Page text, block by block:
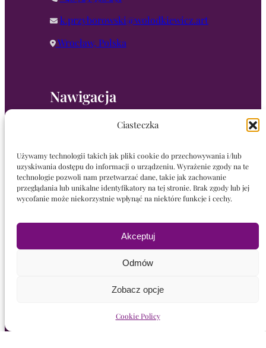
Ciasteczka
Używamy technologii takich jak pliki cookie do przechowywania i/lub
uzyskiwania dostępu do informacji o urządzeniu. Wyrażenie zgody na te
technologie pozwoli nam przetwarzać dane, takie jak zachowanie
przeglądania lub unikalne identyfikatory na tej stronie. Brak zgody lub jej
wycofanie może niekorzystnie wpłynąć na niektóre funkcje i cechy.
Akceptuj
Odmów
Zobacz opcje
Cookie Policy
k.przyborowski@wolodkiewicz.art
Wrocław, Polska
Nawigacja
Wydruki
Myśli
Wystawy
Jasna Sfera
Prasa
Szukaj
Katarzyna Wołodkiewicz-Przyborowska © 2025 Wszystkie